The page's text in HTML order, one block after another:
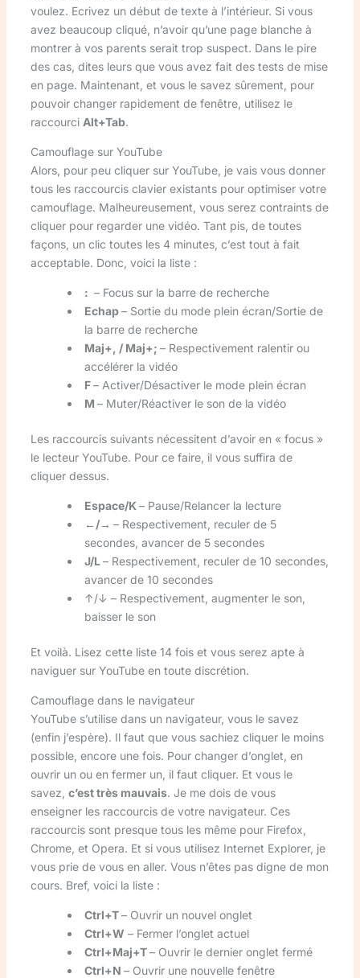
voulez. Ecrivez un début de texte à l’intérieur. Si vous
avez beaucoup cliqué, n’avoir qu’une page blanche à
montrer à vos parents serait trop suspect. Dans le pire
des cas, dites leurs que vous avez fait des tests de mise
en page. Maintenant, et vous le savez sûrement, pour
pouvoir changer rapidement de fenêtre, utilisez le
raccourci Alt+Tab.
Camouflage sur YouTube
Alors, pour peu cliquer sur YouTube, je vais vous donner
tous les raccourcis clavier existants pour optimiser votre
camouflage. Malheureusement, vous serez contraints de
cliquer pour regarder une vidéo. Tant pis, de toutes
façons, un clic toutes les 4 minutes, c’est tout à fait
acceptable. Donc, voici la liste :
: – Focus sur la barre de recherche
Echap– Sortie du mode plein écran/Sortie de
la barre de recherche
Maj+, / Maj+; – Respectivement ralentir ou
accélérer la vidéo
F– Activer/Désactiver le mode plein écran
M – Muter/Réactiver le son de la vidéo
Les raccourcis suivants nécessitent d’avoir en « focus »
le lecteur YouTube. Pour ce faire, il vous suffira de
cliquer dessus.
Espace/K – Pause/Relancer la lecture
←/→ – Respectivement, reculer de 5
secondes, avancer de 5 secondes
J/L– Respectivement, reculer de 10 secondes,
avancer de 10 secondes
↑/↓ – Respectivement, augmenter le son,
baisser le son
Et voilà. Lisez cette liste 14 fois et vous serez apte à
naviguer sur YouTube en toute discrétion.
Camouflage dans le navigateur
YouTube s’utilise dans un navigateur, vous le savez
(enfin j’espère). Il faut que vous sachiez cliquer le moins
possible, encore une fois. Pour changer d’onglet, en
ouvrir un ou en fermer un, il faut cliquer. Et vous le
savez, c’est très mauvais. Je me dois de vous
enseigner les raccourcis de votre navigateur. Ces
raccourcis sont presque tous les même pour Firefox,
Chrome, et Opera. Et si vous utilisez Internet Explorer, je
vous prie de vous en aller. Vous n’êtes pas digne de mon
cours. Bref, voici la liste :
Ctrl+T– Ouvrir un nouvel onglet
Ctrl+W – Fermer l’onglet actuel
Ctrl+Maj+T– Ouvrir le dernier onglet fermé
Ctrl+N – Ouvrir une nouvelle fenêtre